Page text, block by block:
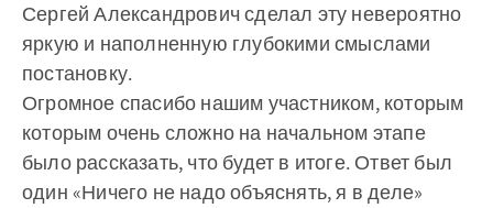
Сергей Александрович сделал эту невероятно
яркую и наполненную глубокими смыслами
постановку.
Огромное спасибо нашим участником, которым
которым очень сложно на начальном этапе
было рассказать, что будет в итоге. Ответ был
один «Ничего не надо объяснять, я в деле»